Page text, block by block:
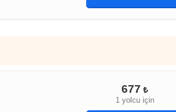
677 ₺
1 yolcu için